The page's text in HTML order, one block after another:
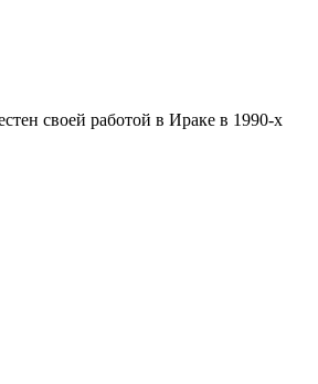
своей работой в Ираке в 1990-х